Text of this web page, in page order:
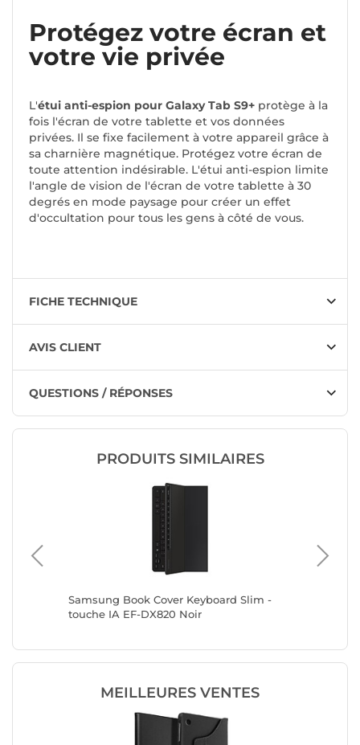
Protégez votre écran et
votre vie privée
L'étui anti-espion pour Galaxy Tab S9+ protège à la
fois l'écran de votre tablette et vos données
privées. Il se fixe facilement à votre appareil grâce à
sa charnière magnétique. Protégez votre écran de
toute attention indésirable. L'étui anti-espion limite
l'angle de vision de l'écran de votre tablette à 30
degrés en mode paysage pour créer un effet
d'occultation pour tous les gens à côté de vous.
FICHE TECHNIQUE
AVIS CLIENT
QUESTIONS / RÉPONSES
PRODUITS SIMILAIRES
Samsung Book Cover Keyboard Slim -
touche IA EF-DX820 Noir
MEILLEURES VENTES